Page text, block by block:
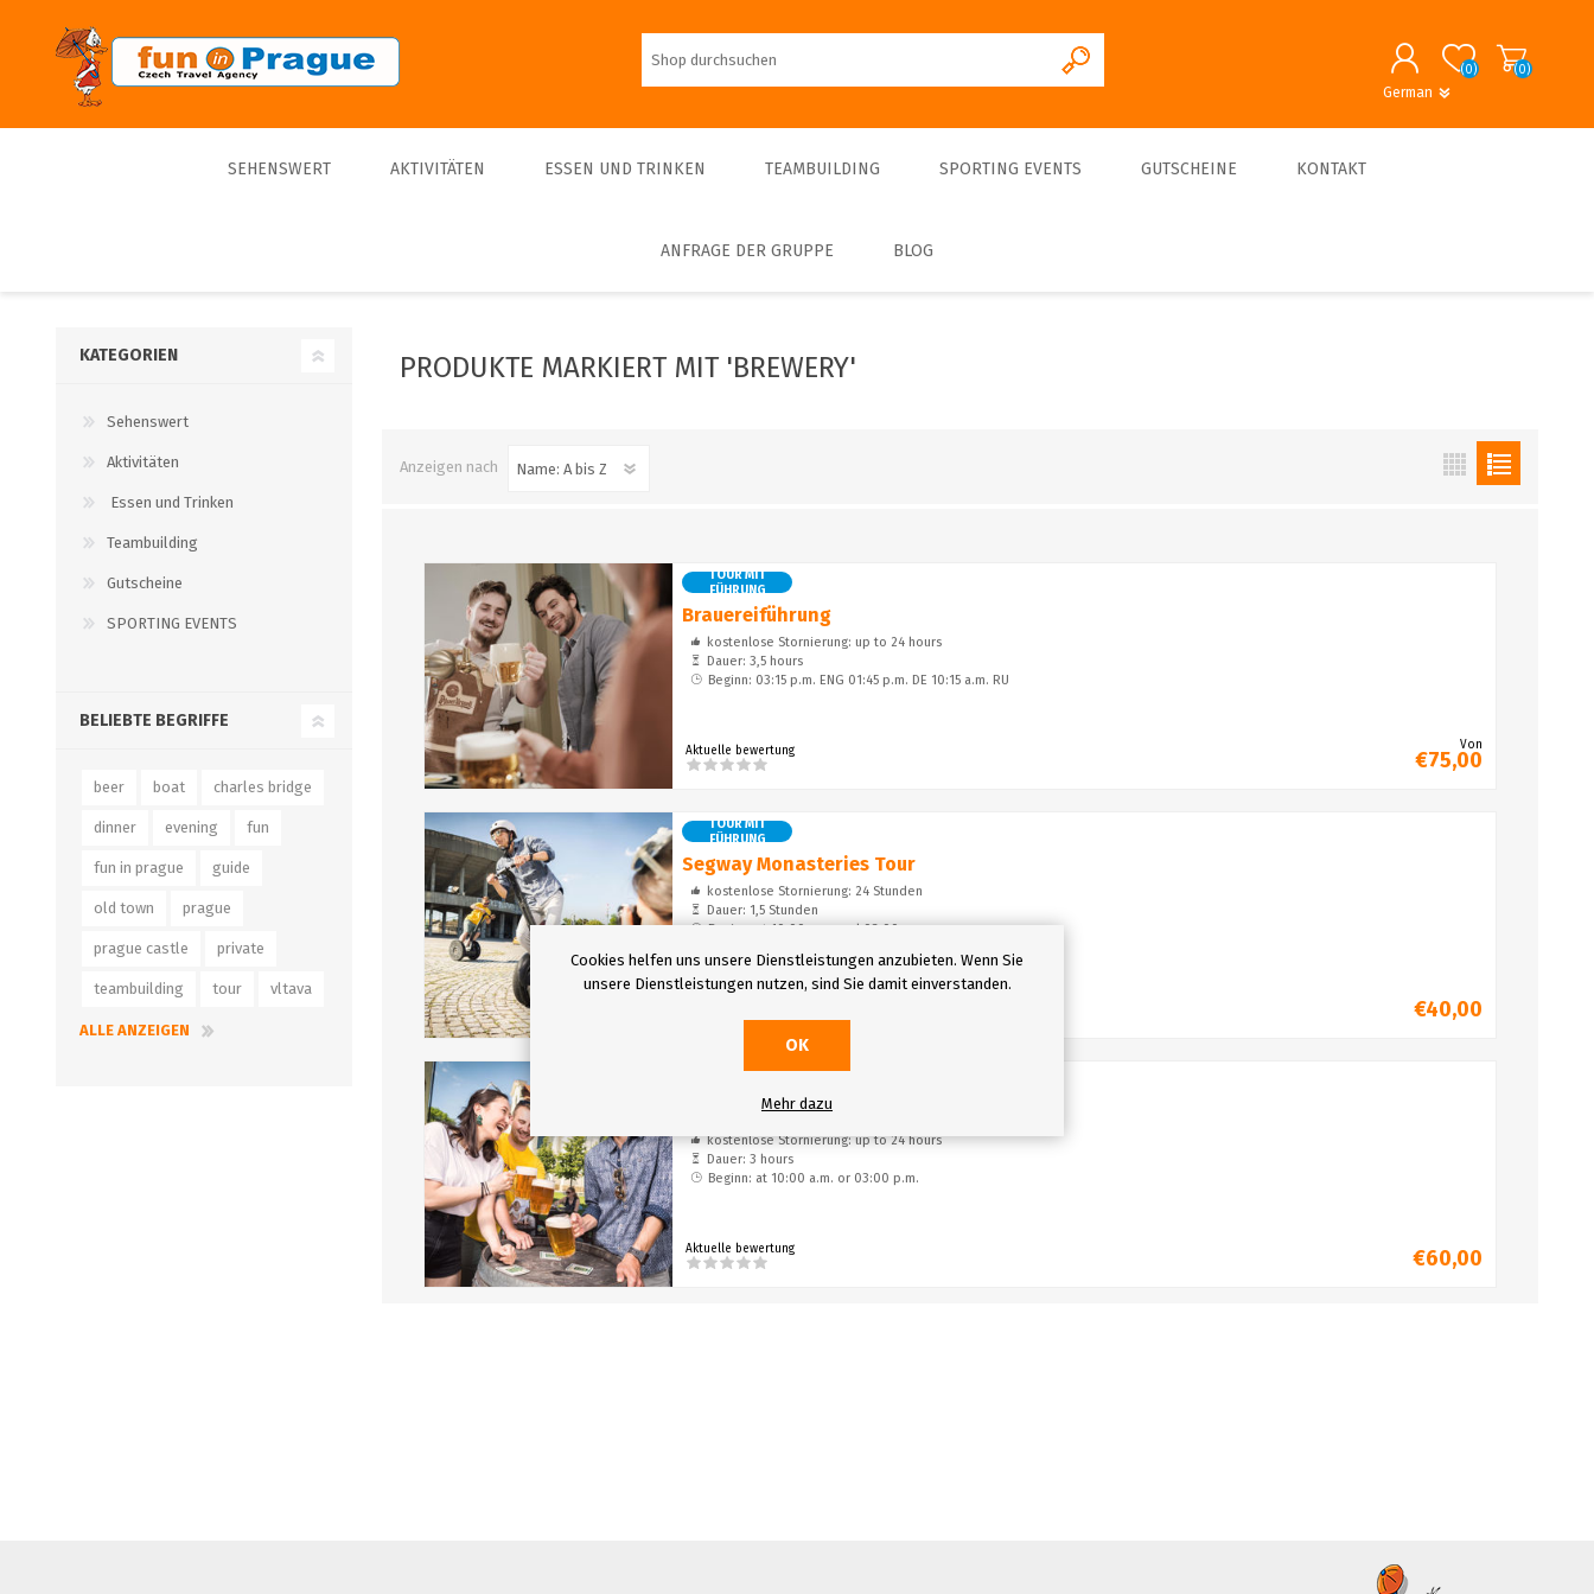
German
(0) (0)
SEHENSWERT AKTIVITÄTEN
Führungen
Führungen privat
Kulinarische Schifffahrten
Sporte Indoor-Sporte
ESSEN UND TRINKEN
Bier
TEAMBUILDING
Teambulding Indoor
SPORTING EVENTS GUTSCHEINE KONTAKT
ANFRAGE DER GRUPPE BLOG
PRODUKTE MARKIERT MIT 'BREWERY'
Anzeigen nach
TOUR MIT
FÜHRUNG
Brauereiführung
kostenlose Stornierung: up to 24 hours
Dauer: 3,5 hours
Beginn: 03:15 p.m. ENG 01:45 p.m. DE 10:15 a.m. RU
Aktuelle bewertung Von
€75,00
TOUR MIT
FÜHRUNG
Segway Monasteries Tour
kostenlose Stornierung: 24 Stunden
Dauer: 1,5 Stunden
Beginn: at 10:00 a.m. and 03:00 p.m.
€40,00
TOUR MIT
Segway Tour With Beer Tasting
kostenlose Stornierung: up to 24 hours
Dauer: 3 hours
Beginn: at 10:00 a.m. or 03:00 p.m.
Aktuelle bewertung €60,00
KATEGORIEN
Sehenswert
Aktivitäten
Essen und Trinken
Teambuilding
Gutscheine
SPORTING EVENTS
BELIEBTE BEGRIFFE
beer boat charles bridge
dinner evening fun
fun in prague guide
old town prague
prague castle private
teambuilding tour vltava
ALLE ANZEIGEN
Cookies helfen uns unsere Dienstleistungen anzubieten. Wenn Sie
unsere Dienstleistungen nutzen, sind Sie damit einverstanden.
OK
Mehr dazu